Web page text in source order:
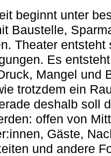
beginnt unter
Baustelle,
Theater entsteht
Es
Mangel und
trotzdem ein
deshalb soll
offen von
Gäste,
und andere